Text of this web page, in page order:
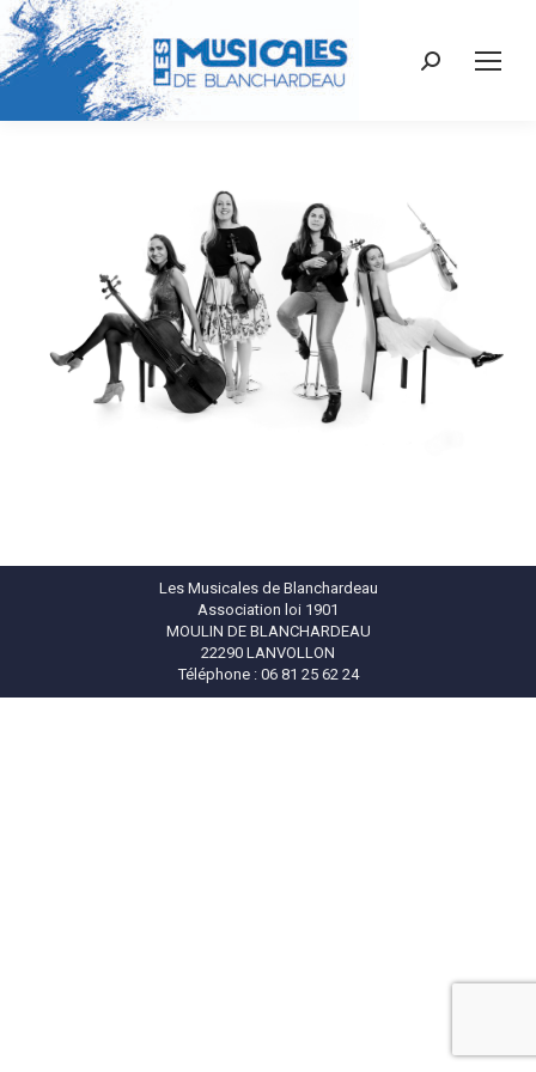
Recherche
Les Musicales de Blanchardeau
Association loi 1901
MOULIN DE BLANCHARDEAU
22290 LANVOLLON
Téléphone : 06 81 25 62 24